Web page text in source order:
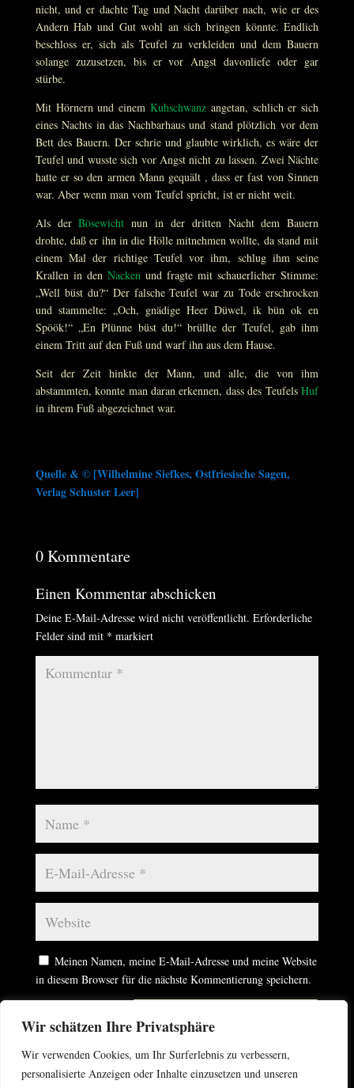
Wir schätzen Ihre Privatsphäre
Wir verwenden Cookies, um Ihr Surferlebnis zu verbessern,
personalisierte Anzeigen oder Inhalte einzusetzen und unseren
nicht, und er dachte Tag und Nacht darüber nach, wie er des
Andern Hab und Gut wohl an sich bringen könnte. Endlich
beschloss er, sich als Teufel zu verkleiden und dem Bauern
solange zuzusetzen, bis er vor Angst davonliefe oder gar
stürbe.
Mit Hörnern und einem Kuhschwanz angetan, schlich er sich
eines Nachts in das Nachbarhaus und stand plötzlich vor dem
Bett des Bauern. Der schrie und glaubte wirklich, es wäre der
Teufel und wusste sich vor Angst nicht zu lassen. Zwei Nächte
hatte er so den armen Mann gequält , dass er fast von Sinnen
war. Aber wenn man vom Teufel spricht, ist er nicht weit.
Als derBösewichtnun in der dritten Nacht dem Bauern
drohte, daß er ihn in die Hölle mitnehmen wollte, da stand mit
einem Mal der richtige Teufel vor ihm, schlug ihm seine
Krallen in den Nackenund fragte mit schauerlicher Stimme:
„Well büst du?“ Der falsche Teufel war zu Tode erschrocken
und stammelte: „Och, gnädige Heer Düwel, ik bün ok en
Spöök!“ „En Plünne büst du!“ brüllte der Teufel, gab ihm
einem Tritt auf den Fuß und warf ihn aus dem Hause.
Seit der Zeit hinkte der Mann, und alle, die von ihm
abstammten, konnte man daran erkennen, dass des TeufelsHuf
in ihrem Fuß abgezeichnet war.
Quelle & © [Wilhelmine Siefkes, Ostfriesische Sagen,
Verlag Schuster Leer]
0 Kommentare
Einen Kommentar abschicken
Deine E-Mail-Adresse wird nicht veröffentlicht. Erforderliche
Felder sind mit * markiert
Meinen Namen, meine E-Mail-Adresse und meine Website
in diesem Browser für die nächste Kommentierung speichern.
Kommentar abschicken